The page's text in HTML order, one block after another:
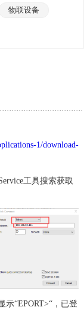
物联设备
1/download-
工具搜索获取
示“EPORT>“，已登